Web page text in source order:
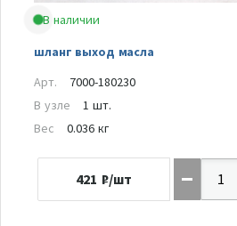
В наличии
шланг выход масла
Арт.
7000-180230
В узле
1 шт.
Вес
0.036 кг
421 ₽/шт